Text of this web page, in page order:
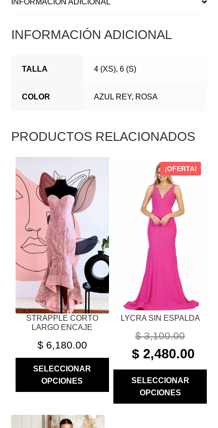
INFORMACIÓN ADICIONAL
INFORMACIÓN ADICIONAL
TALLA 4 (XS), 6 (S)
COLOR AZUL REY, ROSA
PRODUCTOS RELACIONADOS
STRAPPLE CORTO
LARGO ENCAJE
$6,180.00
SELECCIONAR
OPCIONES
PRODUCTO
TIENE
MÚLTIPLES
VARIANTES.
LAS
OPCIONES
SE
PUEDEN
ELEGIR
LA
PÁGINA
LYCRA SIN ESPALDA
¡OFERTA!
$3,100.00
ORIGINAL
PRICE
$ 3,100.00.
$ 2,480.00
SELECCIONAR
OPCIONES
PRODUCTO
MÚLTIPLES
VARIANTES.
OPCIONES
PUEDEN
PÁGINA
DE
PRODUCTO